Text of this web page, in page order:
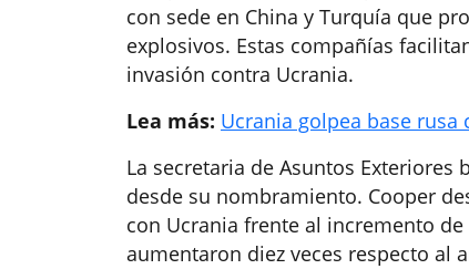
con sede en China y Turquía que
explosivos. Estas compañías
invasión contra Ucrania.
Lea más: Ucrania golpea base
La secretaria de Asuntos Exteriores
desde su nombramiento. Cooper
con Ucrania frente al incremento
aumentaron diez veces respecto al